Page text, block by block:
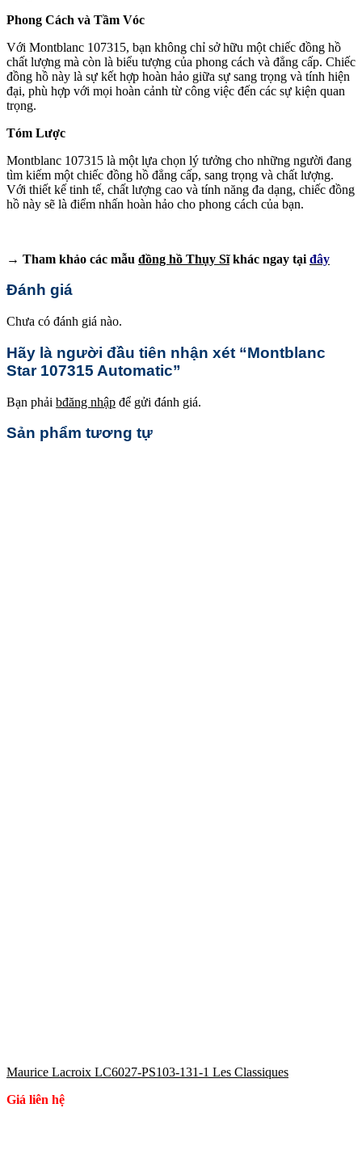
Phong Cách và Tầm Vóc
Với Montblanc 107315, bạn không chỉ sở hữu một chiếc đồng hồ
chất lượng mà còn là biểu tượng của phong cách và đẳng cấp. Chiếc
đồng hồ này là sự kết hợp hoàn hảo giữa sự sang trọng và tính hiện
đại, phù hợp với mọi hoàn cảnh từ công việc đến các sự kiện quan
trọng.
Tóm Lược
Montblanc 107315 là một lựa chọn lý tưởng cho những người đang
tìm kiếm một chiếc đồng hồ đẳng cấp, sang trọng và chất lượng.
Với thiết kế tinh tế, chất lượng cao và tính năng đa dạng, chiếc đồng
hồ này sẽ là điểm nhấn hoàn hảo cho phong cách của bạn.
→ Tham khảo các mẫu đồng hồ Thụy Sĩkhác ngay tại đây
Đánh giá
Chưa có đánh giá nào.
Hãy là người đầu tiên nhận xét “Montblanc
Star 107315 Automatic”
Bạn phải bđăng nhập để gửi đánh giá.
Sản phẩm tương tự
Maurice Lacroix LC6027-PS103-131-1 Les Classiques
Giá liên hệ